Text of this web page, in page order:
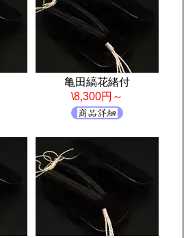
亀田縞花緒付
\8,300円～